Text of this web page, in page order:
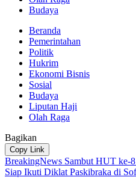
Budaya
Beranda
Pemerintahan
Politik
Hukrim
Ekonomi Bisnis
Sosial
Budaya
Liputan Haji
Olah Raga
Bagikan
Copy Link
BreakingNews Sambut HUT ke-
Siap Ikuti Diklat Paskibraka di